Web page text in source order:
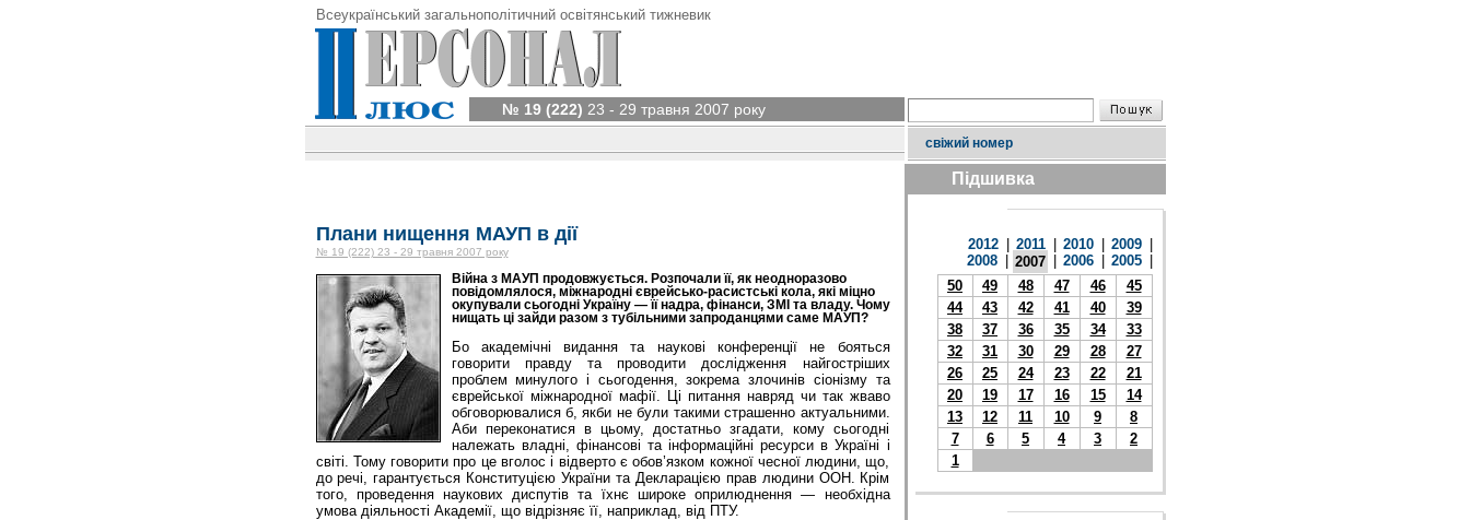
Всеукраїнський загальнополітичний освітянський тижневик
№ 19 (222) 23 - 29 травня 2007 року
свіжий номер
Плани нищення МАУП в дії
№ 19 (222) 23 - 29 травня 2007 року
Війна з МАУП продовжується. Розпочали її, як неодноразово
повідомлялося, міжнародні єврейсько-расистські кола, які міцно
окупували сьогодні Україну — її надра, фінанси, ЗМІ та владу. Чому
нищать ці зайди разом з тубільними запроданцями саме МАУП?
Бо академічні видання та наукові конференції не бояться
говорити правду та проводити дослідження найгостріших
проблем минулого і сьогодення, зокрема злочинів сіонізму та
єврейської міжнародної мафії. Ці питання навряд чи так жваво
обговорювалися б, якби не були такими страшенно актуальними.
Аби переконатися в цьому, достатньо згадати, кому сьогодні
належать владні, фінансові та інформаційні ресурси в Україні і
світі. Тому говорити про це вголос і відверто є обов’язком кожної чесної людини, що,
до речі, гарантується Конституцією України та Декларацією прав людини ООН. Крім
того, проведення наукових диспутів та їхнє широке оприлюднення — необхідна
умова діяльності Академії, що відрізняє її, наприклад, від ПТУ.
Підшивка
2012 2011 2010 2009
2008
2007 2006 2005
50
49 48 47 46
45
44
43 42 41 40
39
38
37 36 35 34
33
32
31 30 29 28
27
26
25 24 23 22
21
20
19 17 16 15
14
13
12 11 10 9
8
7
6 5 4 3
2
1